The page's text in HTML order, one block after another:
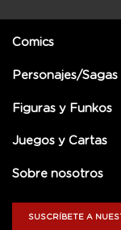
Comics
Personajes/Sagas
Figuras y Funkos
Juegos y Cartas
Sobre nosotros
SUSCRÍBETE A